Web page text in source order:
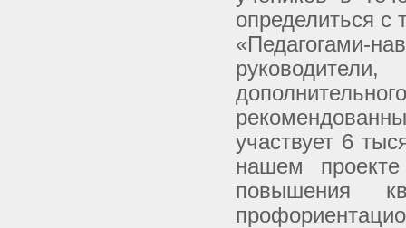
определиться с
участвует 6
нашем
повышения